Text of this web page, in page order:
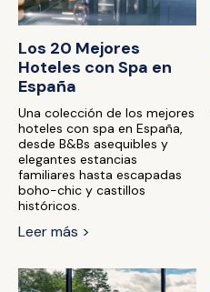
Los 20 Mejores
Hoteles con Spa en
España
Una colección de los mejores
hoteles con spa en España,
desde B&Bs asequibles y
elegantes estancias
familiares hasta escapadas
boho-chic y castillos
históricos.
Leer más >